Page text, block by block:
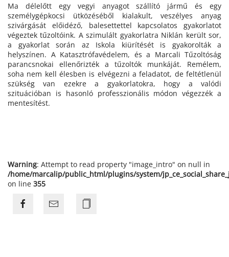
Ma délelőtt egy vegyi anyagot szállító jármű és egy
személygépkocsi ütközéséből kialakult, veszélyes anyag
szivárgását előidéző, balesettettel kapcsolatos gyakorlatot
végeztek tűzoltóink. A szimulált gyakorlatra Niklán került sor,
a gyakorlat során az Iskola kiürítését is gyakorolták a
helyszínen. A Katasztrófavédelem, és a Marcali Tűzoltóság
parancsnokai ellenőrizték a tűzoltók munkáját. Remélem,
soha nem kell élesben is elvégezni a feladatot, de feltétlenül
szükség van ezekre a gyakorlatokra, hogy a valódi
szituációban is hasonló professzionális módon végezzék a
mentesítést.
Warning: Attempt to read property "image_intro" on null in
/home/marcalip/public_html/plugins/system/
on line 355